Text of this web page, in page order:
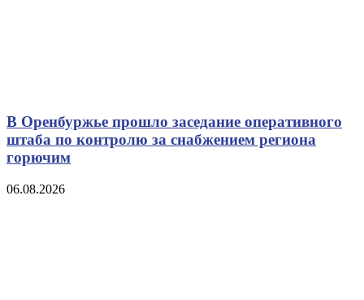
В Оренбуржье прошло заседание оперативного
штаба по контролю за снабжением региона
горючим
06.08.2026